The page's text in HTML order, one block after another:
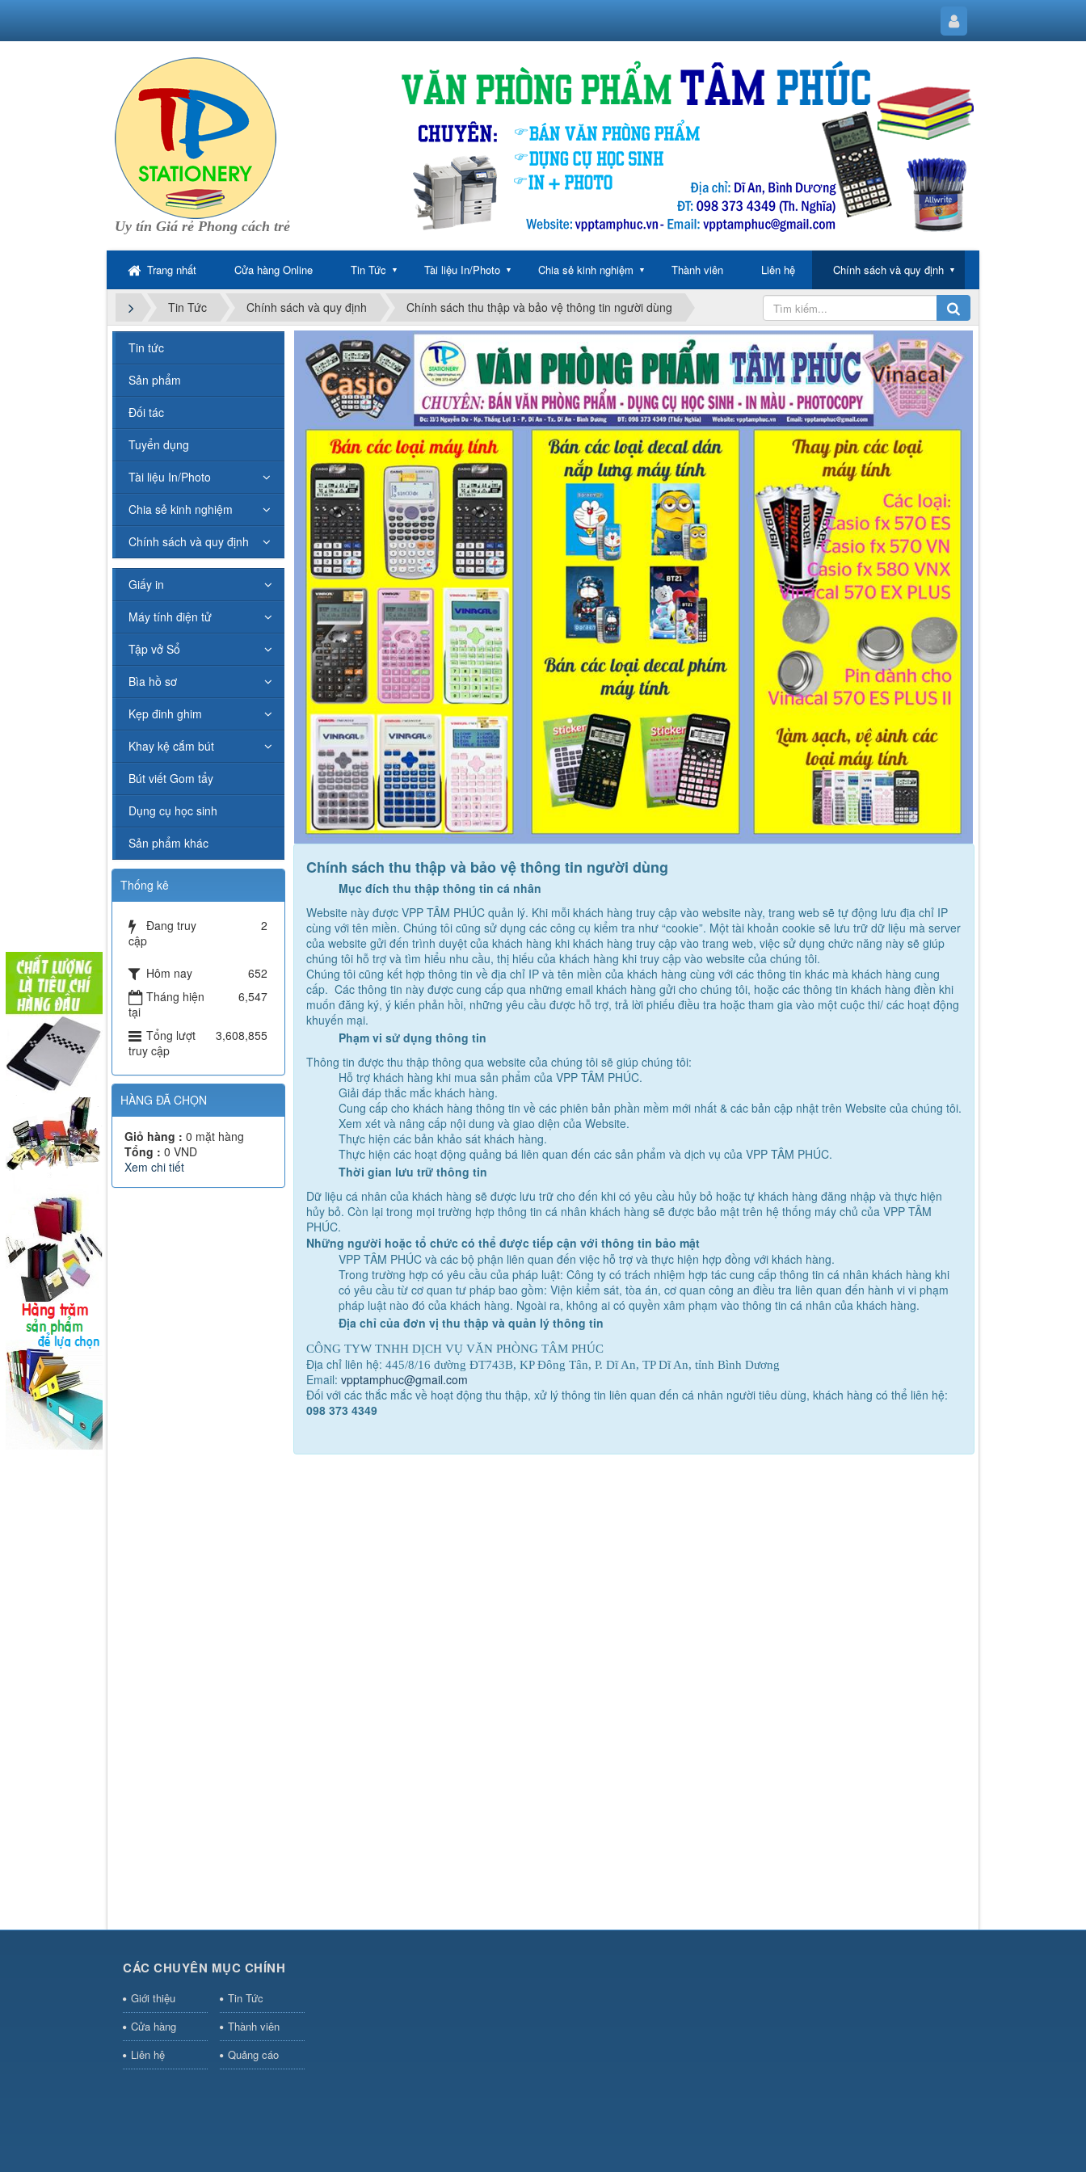
Uy tín Giá rẻ Phong cách trẻ
Trang nhất Cửa hàng Online Tin Tức ▼ Tài liệu In/Photo ▼ Chia sẻ kinh nghiệm ▼ Thành viên Liên hệ Chính sách và quy định ▼
Tin Tức Chính sách và quy định Chính sách thu thập và bảo vệ thông tin người dùng
Chính sách thu thập và bảo vệ thông tin người dùng
Mục đích thu thập thông tin cá nhân
Website này được VPP TÂM PHÚCquản lý. Khi mỗi khách hàng truy cập vào website này, trang web sẽ tự động lưu địa chỉ IP
cùng với tên miền. Chúng tôi cũng sử dụng các công cụ kiểm tra như “cookie”. Một tài khoản cookie sẽ lưu trữ dữ liệu mà server
của website gửi đến trình duyệt của khách hàng khi khách hàng truy cập vào trang web, việc sử dụng chức năng này sẽ giúp
chúng tôi hỗ trợ và tìm hiểu nhu cầu, thị hiếu của khách hàng khi truy cập vào website của chúng tôi.
Chúng tôi cũng kết hợp thông tin về địa chỉ IP và tên miền của khách hàng cùng với các thông tin khác mà khách hàng cung
cấp. Các thông tin này được cung cấp qua những email khách hàng gửi cho chúng tôi, hoặc các thông tin khách hàng điền khi
muốn đăng ký, ý kiến phản hồi, những yêu cầu được hỗ trợ, trả lời phiếu điều tra hoặc tham gia vào một cuộc thi/ các hoạt động
khuyến mại.
Phạm vi sử dụng thông tin
Thông tin được thu thập thông qua website của chúng tôi sẽ giúp chúng tôi:
Hỗ trợ khách hàng khi mua sản phẩm của VPP TÂM PHÚC.
Giải đáp thắc mắc khách hàng.
Cung cấp cho khách hàng thông tin về các phiên bản phần mềm mới nhất & các bản cập nhật trên Website của chúng tôi.
Xem xét và nâng cấp nội dung và giao diện của Website.
Thực hiện các bản khảo sát khách hàng.
Thực hiện các hoạt động quảng bá liên quan đến các sản phẩm và dịch vụ của VPP TÂM PHÚC.
Thời gian lưu trữ thông tin
Dữ liệu cá nhân của khách hàng sẽ được lưu trữ cho đến khi có yêu cầu hủy bỏ hoặc tự khách hàng đăng nhập và thực hiện
hủy bỏ. Còn lại trong mọi trường hợp thông tin cá nhân khách hàng sẽ được bảo mật trên hệ thống máy chủ của VPP TÂM
PHÚC.
Những người hoặc tổ chức có thể được tiếp cận với thông tin bảo mật
VPP TÂM PHÚCvà các bộ phận liên quan đến việc hỗ trợ và thực hiện hợp đồng với khách hàng.
Trong trường hợp có yêu cầu của pháp luật: Công ty có trách nhiệm hợp tác cung cấp thông tin cá nhân khách hàng khi
có yêu cầu từ cơ quan tư pháp bao gồm: Viện kiểm sát, tòa án, cơ quan công an điều tra liên quan đến hành vi vi phạm
pháp luật nào đó của khách hàng. Ngoài ra, không ai có quyền xâm phạm vào thông tin cá nhân của khách hàng.
Địa chỉ của đơn vị thu thập và quản lý thông tin
CÔNG TYW TNHH DỊCH VỤ VĂN PHÒNG TÂM PHÚC
Địa chỉ liên hệ: 445/8/16 đường ĐT743B, KP Đông Tân, P. Dĩ An, TP Dĩ An, tỉnh Bình Dương
Email: vpptamphuc@gmail.com
Đối với các thắc mắc về hoạt động thu thập, xử lý thông tin liên quan đến cá nhân người tiêu dùng, khách hàng có thể liên hệ:
098 373 4349
Tin tức
Sản phẩm
Đối tác
Tuyển dụng
Tài liệu In/Photo
Chia sẻ kinh nghiệm
Chính sách và quy định
Giấy in
Máy tính điện tử
Tập vở Sổ
Bìa hồ sơ
Kẹp đinh ghim
Khay kệ cắm bút
Bút viết Gom tẩy
Dụng cụ học sinh
Sản phẩm khác
Thống kê
Đang truy
cập
2
Hôm nay
652
Tháng hiện
tại
6,547
Tổng lượt
truy cập
3,608,855
HÀNG ĐÃ CHỌN
Giỏ hàng : 0 mặt hàng
Tổng : 0 VND
Xem chi tiết
CÁC CHUYÊN MỤC CHÍNH
Giới thiệu
Tin Tức
Cửa hàng
Thành viên
Liên hệ
Quảng cáo